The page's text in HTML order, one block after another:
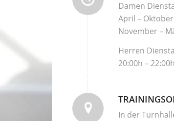
Damen
April –
November –
Herren
20:00h – 22:00h
In der